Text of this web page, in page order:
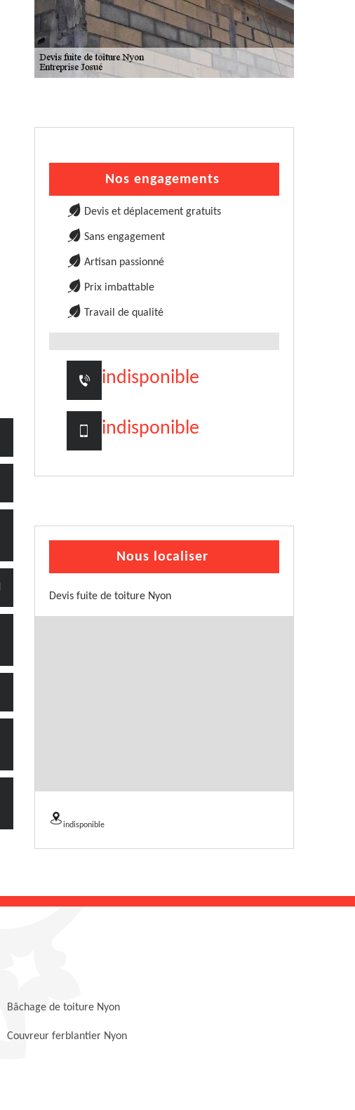
Nos engagements
Devis et déplacement gratuits
Sans engagement
Artisan passionné
Prix imbattable
Travail de qualité
indisponible
indisponible
Nous localiser
Devis fuite de toiture Nyon
indisponible
Bâchage de toiture Nyon
Couvreur ferblantier Nyon